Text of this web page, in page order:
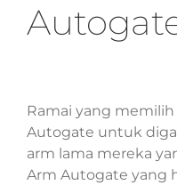
Ramai yang
Autogate untuk
arm lama mereka
Arm Autogate yang